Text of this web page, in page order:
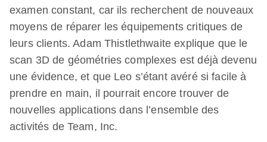
examen constant, car ils recherchent de nouveaux
moyens de réparer les équipements critiques de
leurs clients. Adam Thistlethwaite explique que le
scan 3D de géométries complexes est déjà devenu
une évidence, et que Leo s’étant avéré si facile à
prendre en main, il pourrait encore trouver de
nouvelles applications dans l’ensemble des
activités de Team, Inc.